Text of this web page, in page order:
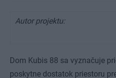
Autor projektu:
Dom Kubis 88 sa vyznačuje
poskytne dostatok priestoru